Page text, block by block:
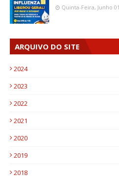
Quinta-Feira, Junho
ARQUIVO DO SITE
2024
2023
2022
2021
2020
2019
2018